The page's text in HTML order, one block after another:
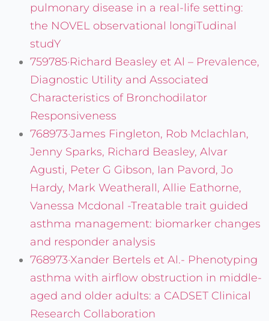
pulmonary disease in a real-life setting:
the NOVEL observational longiTudinal
studY
759785·Richard Beasley et Al – Prevalence,
Diagnostic Utility and Associated
Characteristics of Bronchodilator
Responsiveness
768973·James Fingleton, Rob Mclachlan,
Jenny Sparks, Richard Beasley, Alvar
Agusti, Peter G Gibson, Ian Pavord, Jo
Hardy, Mark Weatherall, Allie Eathorne,
Vanessa Mcdonal -Treatable trait guided
asthma management: biomarker changes
and responder analysis
768973·Xander Bertels et Al.- Phenotyping
asthma with airflow obstruction in middle-
aged and older adults: a CADSET Clinical
Research Collaboration